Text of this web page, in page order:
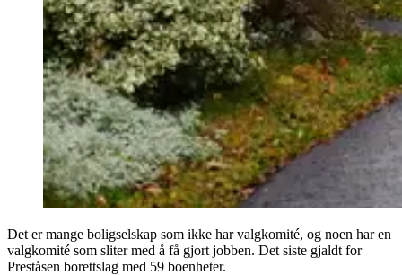
Det er mange boligselskap som ikke har valgkomité, og noen har en
valgkomité som sliter med å få gjort jobben. Det siste gjaldt for
Preståsen borettslag med 59 boenheter.